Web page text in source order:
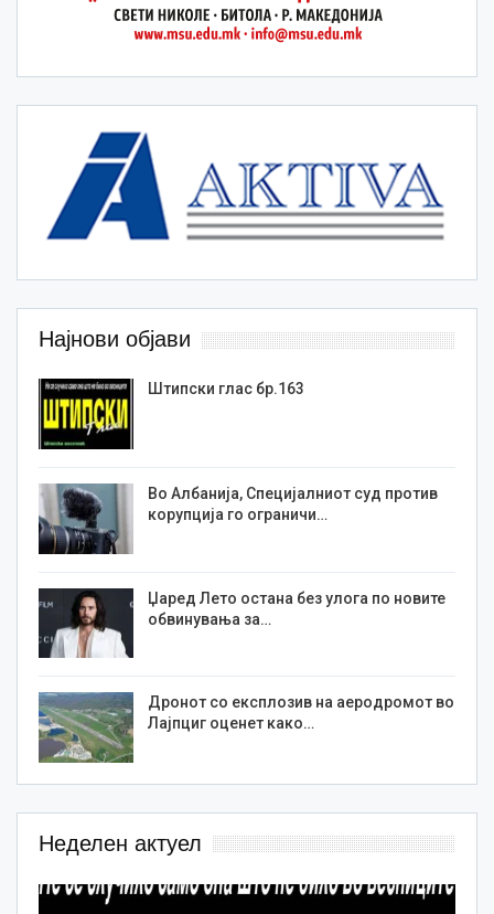
Најнови објави
Штипски глас бр.163
Во Албанија, Специјалниот суд против
корупција го ограничи…
Џаред Лето остана без улога по новите
обвинувања за…
Дронот со експлозив на аеродромот во
Лајпциг оценет како…
Неделен актуел